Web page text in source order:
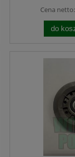
Cena netto:
do